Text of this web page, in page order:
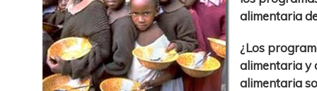
alimentaria
¿Los
alimentaria y
alimentaria